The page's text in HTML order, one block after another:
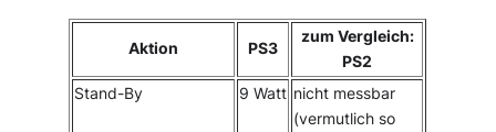
Aktion PS3
zum Vergleich:
PS2
Stand-By
9 Watt nicht messbar
(vermutlich so